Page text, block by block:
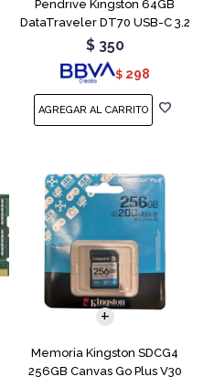
Pendrive Kingston 64GB
DataTraveler DT70 USB-C 3.2
$ 350
$ 298
Memoria Kingston SDCG4
256GB Canvas Go Plus V30